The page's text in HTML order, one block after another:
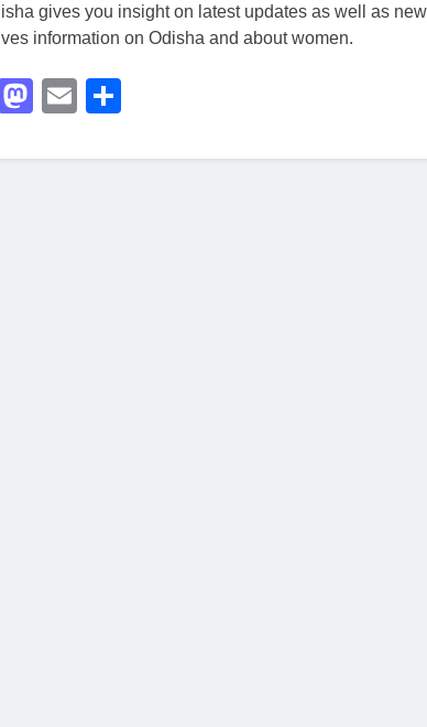
gives you insight on latest updates as well as
information on Odisha and about women.
Facebook
Mastodon
Email